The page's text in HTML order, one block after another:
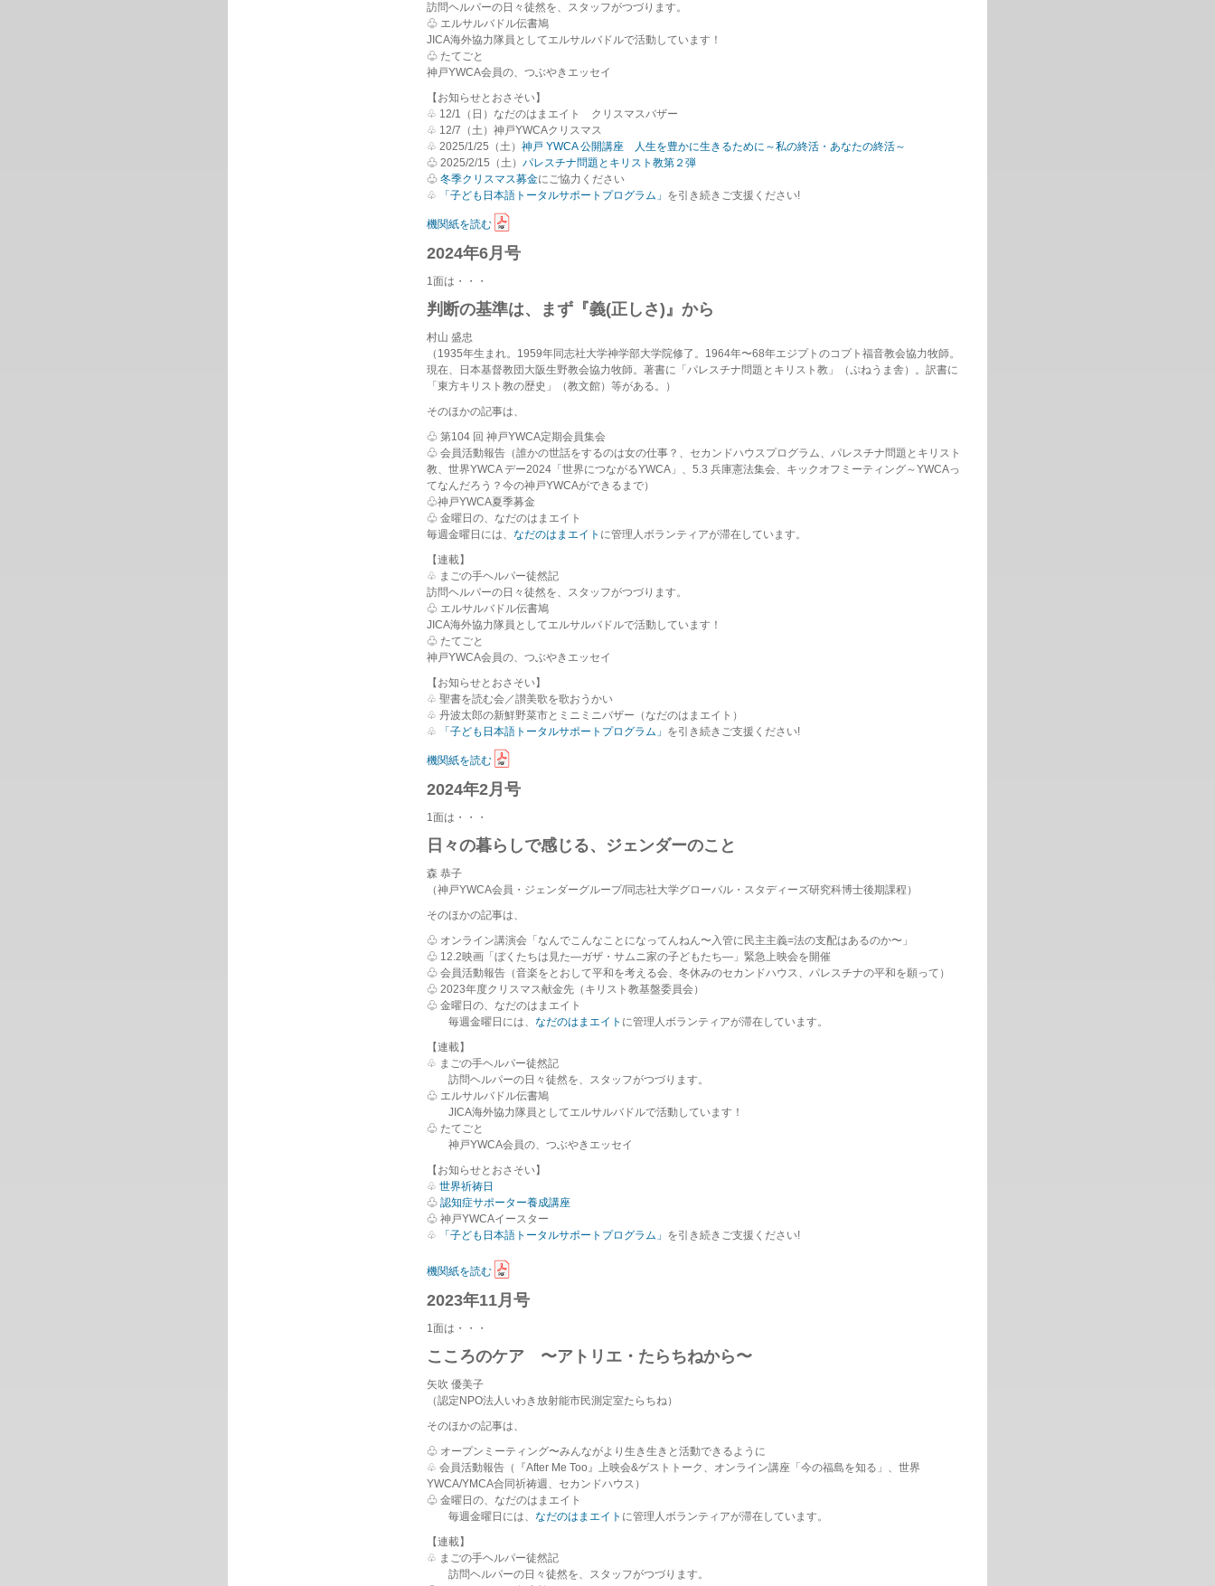
訪問ヘルパーの日々徒然を、スタッフがつづります。
♧ エルサルバドル伝書鳩
JICA海外協力隊員としてエルサルバドルで活動しています！
♧ たてごと
神戸YWCA会員の、つぶやきエッセイ
【お知らせとおさそい】
♧ 12/1（日）なだのはまエイト クリスマスバザー
♧ 12/7（土）神戸YWCAクリスマス
♧ 2025/1/25（土） 神戸 YWCA 公開講座 人生を豊かに生きるために～私の終活・あなたの終活～
♧ 2025/2/15（土） パレスチナ問題とキリスト教第２弾
♧ 冬季クリスマス募金にご協力ください
♧
「子ども日本語トータルサポートプログラム」 を引き続きご支援ください!
機関紙を読む
2024年6月号
1面は・・・
判断の基準は、まず『義(正しさ)』から
村山 盛忠
（1935年生まれ。1959年同志社大学神学部大学院修了。1964年〜68年エジプトのコプト福音教会協力牧師。
現在、日本基督教団大阪生野教会協力牧師。著書に「パレスチナ問題とキリスト教」（ぷねうま舎）。訳書に
「東方キリスト教の歴史」（教文館）等がある。）
そのほかの記事は、
♧ 第104 回 神戸YWCA定期会員集会
♧ 会員活動報告（誰かの世話をするのは女の仕事？、セカンドハウスプログラム、パレスチナ問題とキリスト
教、世界YWCA デー2024「世界につながるYWCA」、5.3 兵庫憲法集会、キックオフミーティング～YWCAっ
てなんだろう？今の神戸YWCAができるまで）
♧神戸YWCA夏季募金
♧ 金曜日の、なだのはまエイト
毎週金曜日には、 なだのはまエイト に管理人ボランティアが滞在しています。
【連載】
♧ まごの手ヘルパー徒然記
訪問ヘルパーの日々徒然を、スタッフがつづります。
♧ エルサルバドル伝書鳩
JICA海外協力隊員としてエルサルバドルで活動しています！
♧ たてごと
神戸YWCA会員の、つぶやきエッセイ
【お知らせとおさそい】
♧ 聖書を読む会／讃美歌を歌おうかい
♧ 丹波太郎の新鮮野菜市とミニミニバザー（なだのはまエイト）
♧
「子ども日本語トータルサポートプログラム」 を引き続きご支援ください!
機関紙を読む
2024年2月号
1面は・・・
日々の暮らしで感じる、ジェンダーのこと
森 恭子
（神戸YWCA会員・ジェンダーグループ/同志社大学グローバル・スタディーズ研究科博士後期課程）
そのほかの記事は、
♧ オンライン講演会「なんでこんなことになってんねん〜入管に民主主義=法の支配はあるのか〜」
♧ 12.2映画「ぼくたちは見た—ガザ・サムニ家の子どもたち—」緊急上映会を開催
♧ 会員活動報告（音楽をとおして平和を考える会、冬休みのセカンドハウス、パレスチナの平和を願って）
♧ 2023年度クリスマス献金先（キリスト教基盤委員会）
♧ 金曜日の、なだのはまエイト
毎週金曜日には、 なだのはまエイト に管理人ボランティアが滞在しています。
【連載】
♧ まごの手ヘルパー徒然記
訪問ヘルパーの日々徒然を、スタッフがつづります。
♧ エルサルバドル伝書鳩
JICA海外協力隊員としてエルサルバドルで活動しています！
♧ たてごと
神戸YWCA会員の、つぶやきエッセイ
【お知らせとおさそい】
♧ 世界祈祷日
♧ 認知症サポーター養成講座
♧ 神戸YWCAイースター
♧
「子ども日本語トータルサポートプログラム」 を引き続きご支援ください!
機関紙を読む
2023年11月号
1面は・・・
こころのケア 〜アトリエ・たらちねから〜
矢吹 優美子
（認定NPO法人いわき放射能市民測定室たらちね）
そのほかの記事は、
♧ オープンミーティング〜みんながより生き生きと活動できるように
♧ 会員活動報告（『After Me Too』上映会&ゲストトーク、オンライン講座「今の福島を知る」、世界
YWCA/YMCA合同祈祷週、セカンドハウス）
♧ 金曜日の、なだのはまエイト
毎週金曜日には、 なだのはまエイト に管理人ボランティアが滞在しています。
【連載】
♧ まごの手ヘルパー徒然記
訪問ヘルパーの日々徒然を、スタッフがつづります。